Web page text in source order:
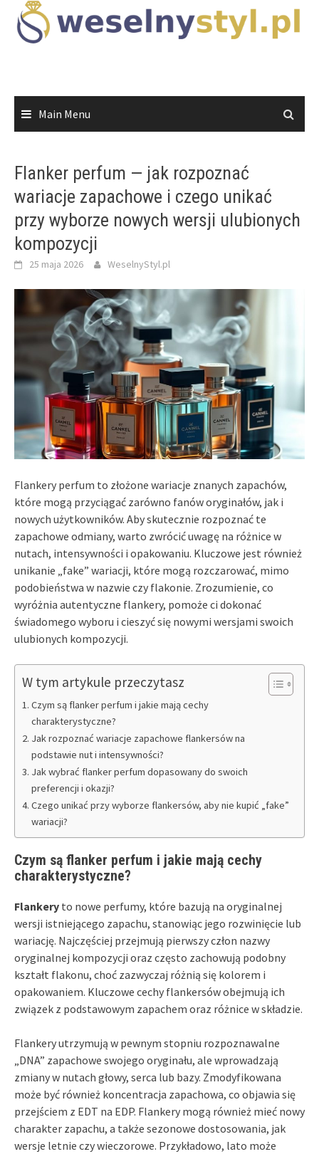
content
Main Menu
Flanker perfum — jak rozpoznać
wariacje zapachowe i czego unikać
przy wyborze nowych wersji ulubionych
kompozycji
25 maja 2026 WeselnyStyl.pl
Flankery perfum to złożone wariacje znanych zapachów,
które mogą przyciągać zarówno fanów oryginałów, jak i
nowych użytkowników. Aby skutecznie rozpoznać te
zapachowe odmiany, warto zwrócić uwagę na różnice w
nutach, intensywności i opakowaniu. Kluczowe jest również
unikanie „fake” wariacji, które mogą rozczarować, mimo
podobieństwa w nazwie czy flakonie. Zrozumienie, co
wyróżnia autentyczne flankery, pomoże ci dokonać
świadomego wyboru i cieszyć się nowymi wersjami swoich
ulubionych kompozycji.
W tym artykule przeczytasz
Czym są flanker perfum i jakie mają cechy
charakterystyczne?
Jak rozpoznać wariacje zapachowe flankersów na
podstawie nut i intensywności?
Jak wybrać flanker perfum dopasowany do swoich
preferencji i okazji?
Czego unikać przy wyborze flankersów, aby nie kupić „fake”
wariacji?
Czym są flanker perfum i jakie mają cechy
charakterystyczne?
Flankery to nowe perfumy, które bazują na oryginalnej
wersji istniejącego zapachu, stanowiąc jego rozwinięcie lub
wariację. Najczęściej przejmują pierwszy człon nazwy
oryginalnej kompozycji oraz często zachowują podobny
kształt flakonu, choć zazwyczaj różnią się kolorem i
opakowaniem. Kluczowe cechy flankersów obejmują ich
związek z podstawowym zapachem oraz różnice w składzie.
Flankery utrzymują w pewnym stopniu rozpoznawalne
„DNA” zapachowe swojego oryginału, ale wprowadzają
zmiany w nutach głowy, serca lub bazy. Zmodyfikowana
może być również koncentracja zapachowa, co objawia się
przejściem z EDT na EDP. Flankery mogą również mieć nowy
charakter zapachu, a także sezonowe dostosowania, jak
wersje letnie czy wieczorowe. Przykładowo, lato może